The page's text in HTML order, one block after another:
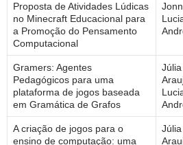
Proposta de Atividades Lúdicas
no Minecraft Educacional para
a Promoção do Pensamento
Computacional
Gramers: Agentes
Pedagógicos para uma
plataforma de jogos baseada
em Gramática de Grafos
A criação de jogos para o
ensino de computação: uma